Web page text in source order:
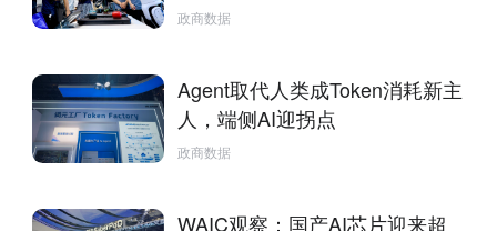
政商数据
Agent取代人类成Token消耗新主
人，端侧AI迎拐点
政商数据
WAIC观察：国产AI芯片迎来超